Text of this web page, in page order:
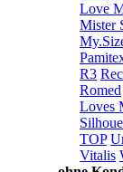
Love
Mister
R3
Romed
Loves
TOP
Vitalis